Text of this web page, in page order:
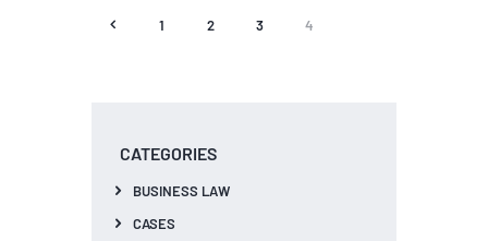
Posts
pagination
< PAGE
1 PAGE
2 PAGE
3 PAGE
4
CATEGORIES
BUSINESS LAW
CASES